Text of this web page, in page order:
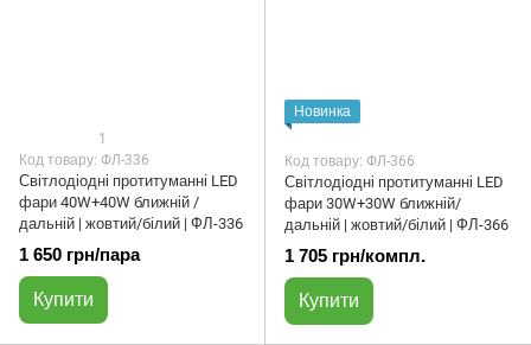
1
Код товару: ФЛ-336
Світлодіодні протитуманні LED
фари 40W+40W ближній /
дальній | жовтий/білий | ФЛ-336
1 650 грн/пара
Купити
Новинка
Код товару: ФЛ-366
Світлодіодні протитуманні LED
фари 30W+30W ближній/
дальній | жовтий/білий | ФЛ-366
1 705 грн/компл.
Купити